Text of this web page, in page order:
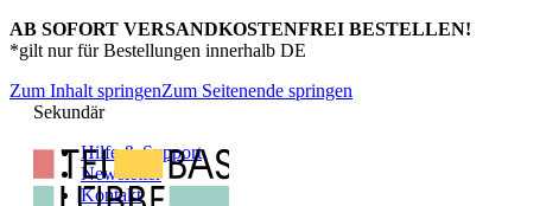
AB SOFORT VERSANDKOSTENFREI BESTELLEN!
*gilt nur für Bestellungen innerhalb DE
Zum Inhalt springenZum Seitenende springen
Sekundär
Hilfe & Support
Newsletter
Kontakt